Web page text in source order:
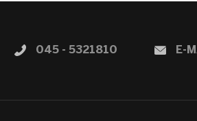
045 - 5321810 E-